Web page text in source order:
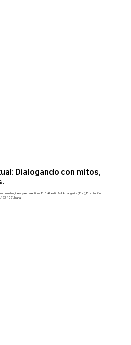
Dialogando con mitos,
con mitos, ideas y estereotipos. En P. Albertín & J. A. Langarita (Eds.), Prostitución,
Icaria.